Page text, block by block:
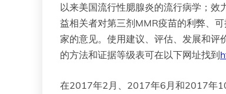
以来美国流行性腮腺炎的流行病学；
益相关者对第三剂MMR疫苗的利弊、
家的意见。使用建议、评估、发展和评
的方法和证据等级表可在以下网址找到
在2017年2月、2017年6月和2017年